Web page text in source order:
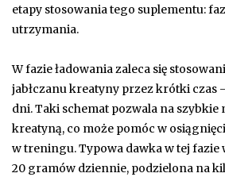
etapy stosowania tego suplementu:
utrzymania.
W fazie ładowania zaleca się
jabłczanu kreatyny przez krótki czas
dni. Taki schemat pozwala na szybkie
kreatyną, co może pomóc w
w treningu. Typowa dawka w tej fazie
20 gramów dziennie, podzielona na